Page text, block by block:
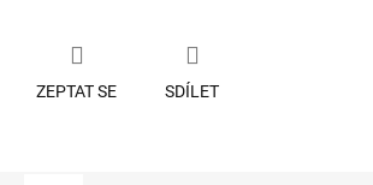
ZEPTAT SE SDÍLET